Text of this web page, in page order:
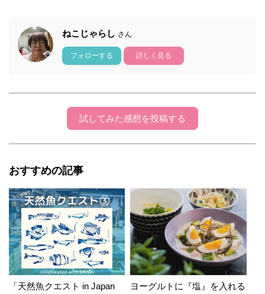
ねこじゃらし さん
フォローする 詳しく見る
試してみた感想を投稿する
おすすめの記事
「天然魚クエスト in Japan
ヨーグルトに『塩』を入れる